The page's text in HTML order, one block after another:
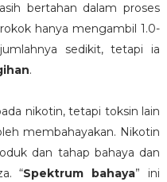
bertahan dalam proses
hanya mengambil 1.0-
sedikit, tetapi ia
.
nikotin, tetapi toksin lain
membahayakan. Nikotin
dan tahap bahaya dan
“Spektrum bahaya” ini